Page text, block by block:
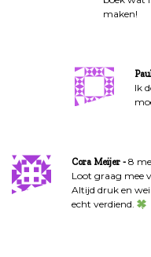
maken!
Ik
Cora Meijer
8
Loot graag mee
Altijd druk en
echt verdiend.